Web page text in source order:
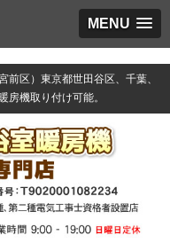
MENU
区）東京都世田谷区、千葉、
房機取り付け可能。